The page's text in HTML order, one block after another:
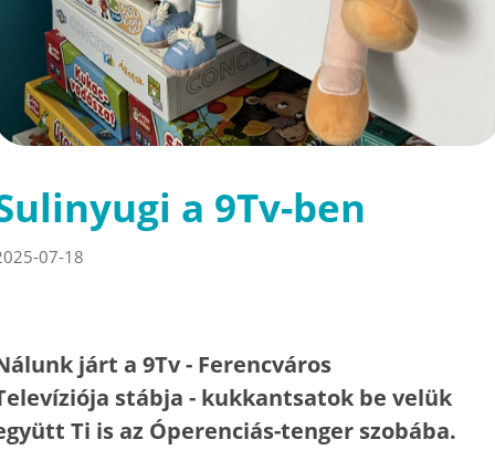
a 9Tv-ben
07-18
járt a 9Tv - Ferencváros
stábja - kukkantsatok be velük
Ti is az Óperenciás-tenger szobába.